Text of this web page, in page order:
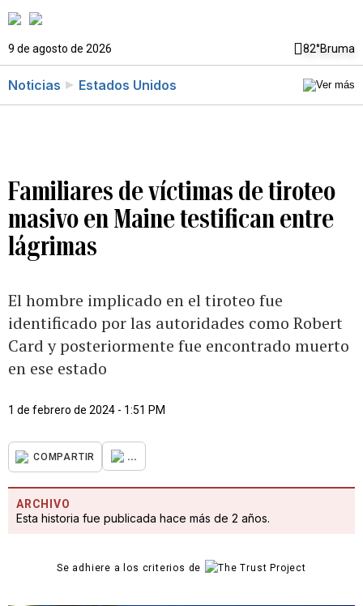
9 de agosto de 2026 82°Bruma
Noticias Estados Unidos
Familiares de víctimas de tiroteo
masivo en Maine testifican entre
lágrimas
El hombre implicado en el tiroteo fue
identificado por las autoridades como Robert
Card y posteriormente fue encontrado muerto
en ese estado
1 de febrero de 2024 - 1:51 PM
COMPARTIR ...
ARCHIVO
Esta historia fue publicada hace más de 2 años.
Se adhiere a los criterios de